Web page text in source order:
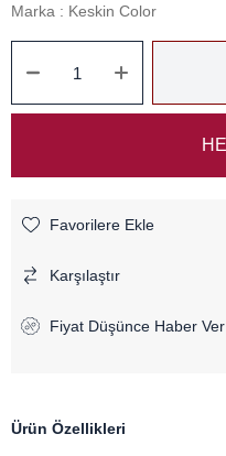
Marka : Keskin Color
Favorilere Ekle
Karşılaştır
Fiyat Düşünce Haber Ver
Ürün Özellikleri